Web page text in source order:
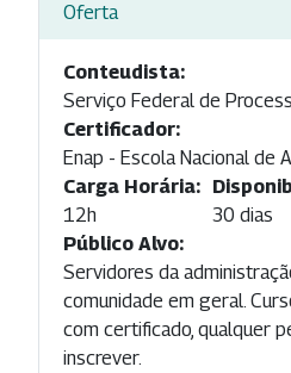
Oferta
Conteudista:
Serviço Federal de
Certificador:
Enap - Escola Nacional de
Carga Horária:
12h
30 dias
Público Alvo:
Servidores da
comunidade em geral.
com certificado, qualquer
inscrever.